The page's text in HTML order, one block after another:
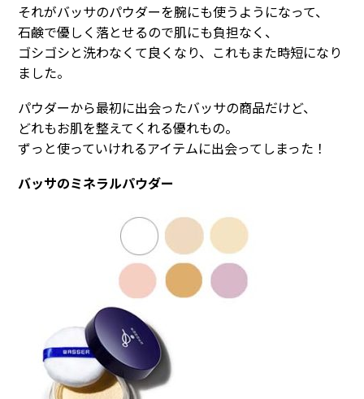
それがバッサのパウダーを腕にも使うようになって、
石鹸で優しく落とせるので肌にも負担なく、
ゴシゴシと洗わなくて良くなり、これもまた時短になり
ました。
パウダーから最初に出会ったバッサの商品だけど、
どれもお肌を整えてくれる優れもの。
ずっと使っていけれるアイテムに出会ってしまった！
バッサのミネラルパウダー